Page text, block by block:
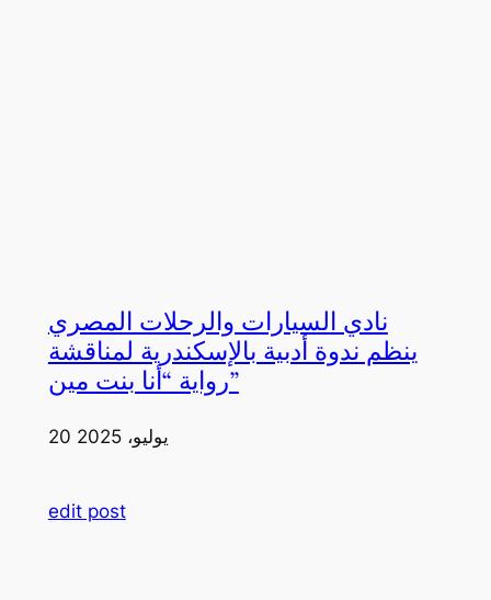
نادي السيارات والرحلات المصري
ينظم ندوة أدبية بالإسكندرية لمناقشة
رواية “أنا بنت مين”
20 يوليو، 2025
edit post